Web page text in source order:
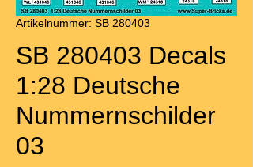
Artikelnummer: SB 280403
SB 280403 Decals
1:28 Deutsche
Nummernschilder
03